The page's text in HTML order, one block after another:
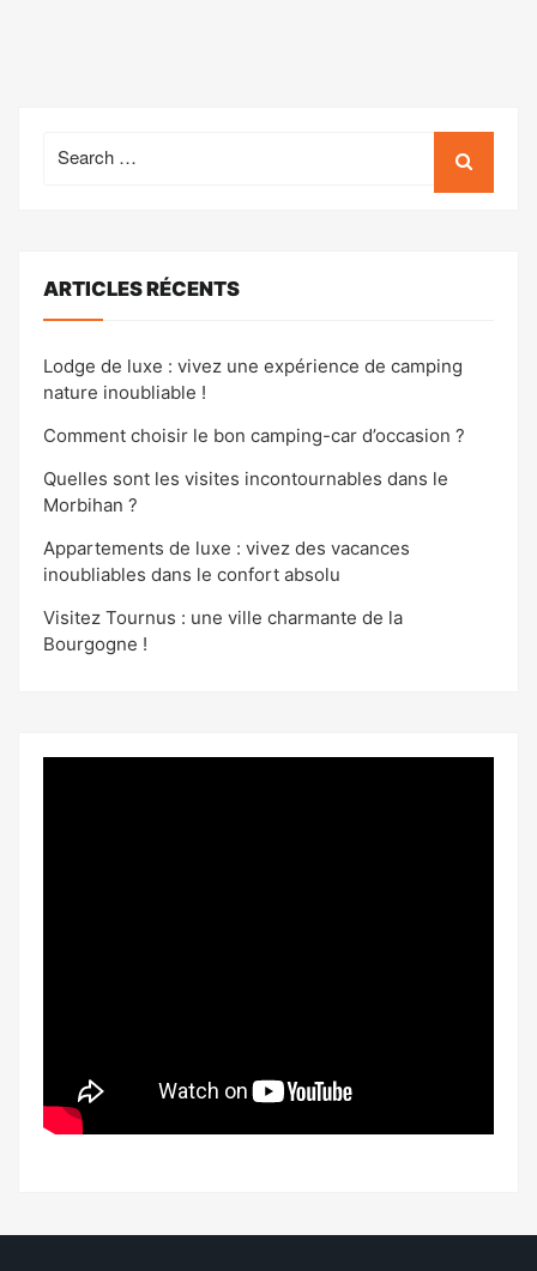
for:
ARTICLES RÉCENTS
Lodge de luxe : vivez une expérience de camping
nature inoubliable !
Comment choisir le bon camping-car d’occasion ?
Quelles sont les visites incontournables dans le
Morbihan ?
Appartements de luxe : vivez des vacances
inoubliables dans le confort absolu
Visitez Tournus : une ville charmante de la
Bourgogne !